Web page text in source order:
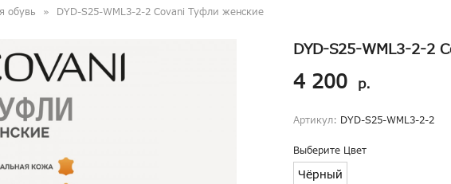
обувь DYD-S25-WML3-2-2 Covani Туфли женские
DYD-S25-WML3-2-2
4 200 р.
Артикул: DYD-S25-WML3-2-2
Выберите Цвет
Чёрный